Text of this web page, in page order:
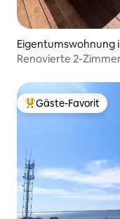
Eigentumswohnung
Renovierte 2-
Beliebter Gäste-
Gäste-Favorit